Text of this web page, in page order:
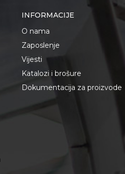
INFORMACIJE
O nama
Zaposlenje
Vijesti
Katalozi i brošure
Dokumentacija za proizvode